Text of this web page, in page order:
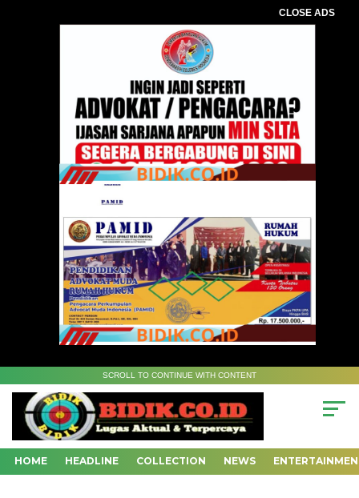
CLOSE ADS
SCROLL TO CONTINUE WITH CONTENT
HOME HEADLINE COLLECTION NEWS